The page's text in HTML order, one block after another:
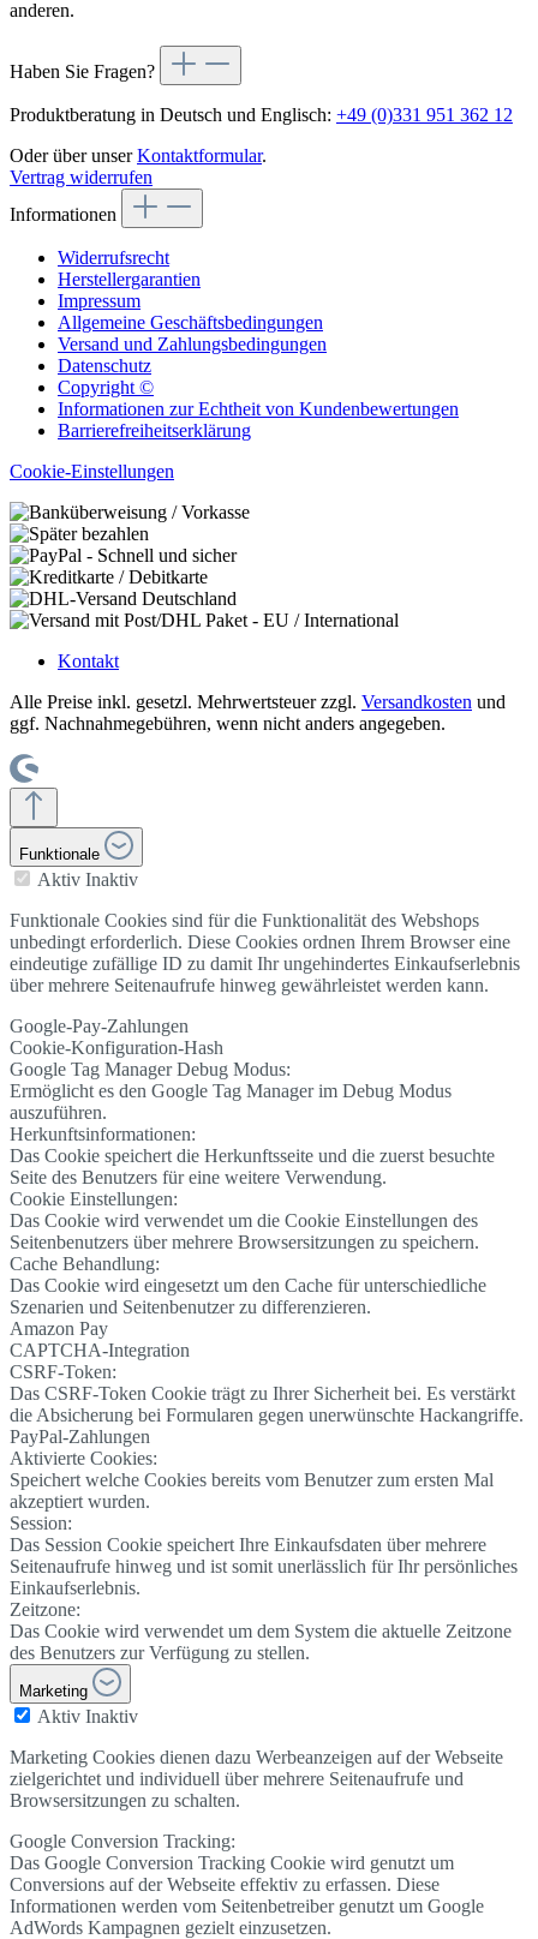
anderen.
Haben Sie Fragen?
Produktberatung in Deutsch und Englisch: +49 (0)331 951 362 12
Oder über unserKontaktformular.
Vertrag widerrufen
Informationen
Widerrufsrecht
Herstellergarantien
Impressum
Allgemeine Geschäftsbedingungen
Versand und Zahlungsbedingungen
Datenschutz
Copyright ©
Informationen zur Echtheit von Kundenbewertungen
Barrierefreiheitserklärung
Cookie-Einstellungen
Kontakt
Alle Preise inkl. gesetzl. Mehrwertsteuer zzgl. Versandkosten und
ggf. Nachnahmegebühren, wenn nicht anders angegeben.
Funktionale
Aktiv Inaktiv
Funktionale Cookies sind für die Funktionalität des Webshops
unbedingt erforderlich. Diese Cookies ordnen Ihrem Browser eine
eindeutige zufällige ID zu damit Ihr ungehindertes Einkaufserlebnis
über mehrere Seitenaufrufe hinweg gewährleistet werden kann.
Google-Pay-Zahlungen
Cookie-Konfiguration-Hash
Google Tag Manager Debug Modus:
Ermöglicht es den Google Tag Manager im Debug Modus
auszuführen.
Herkunftsinformationen:
Das Cookie speichert die Herkunftsseite und die zuerst besuchte
Seite des Benutzers für eine weitere Verwendung.
Cookie Einstellungen:
Das Cookie wird verwendet um die Cookie Einstellungen des
Seitenbenutzers über mehrere Browsersitzungen zu speichern.
Cache Behandlung:
Das Cookie wird eingesetzt um den Cache für unterschiedliche
Szenarien und Seitenbenutzer zu differenzieren.
Amazon Pay
CAPTCHA-Integration
CSRF-Token:
Das CSRF-Token Cookie trägt zu Ihrer Sicherheit bei. Es verstärkt
die Absicherung bei Formularen gegen unerwünschte Hackangriffe.
PayPal-Zahlungen
Aktivierte Cookies:
Speichert welche Cookies bereits vom Benutzer zum ersten Mal
akzeptiert wurden.
Session:
Das Session Cookie speichert Ihre Einkaufsdaten über mehrere
Seitenaufrufe hinweg und ist somit unerlässlich für Ihr persönliches
Einkaufserlebnis.
Zeitzone:
Das Cookie wird verwendet um dem System die aktuelle Zeitzone
des Benutzers zur Verfügung zu stellen.
Marketing
Aktiv Inaktiv
Marketing Cookies dienen dazu Werbeanzeigen auf der Webseite
zielgerichtet und individuell über mehrere Seitenaufrufe und
Browsersitzungen zu schalten.
Google Conversion Tracking:
Das Google Conversion Tracking Cookie wird genutzt um
Conversions auf der Webseite effektiv zu erfassen. Diese
Informationen werden vom Seitenbetreiber genutzt um Google
AdWords Kampagnen gezielt einzusetzen.